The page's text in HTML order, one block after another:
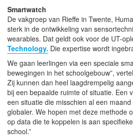
Smartwatch
De vakgroep van Rieffe in Twente,
sterk in de ontwikkeling van
wearables. Dat geldt ook voor de UT-
Technology. Die expertise wordt
We gaan leerlingen via een speciale
bewegingen in het schoolgebouw”,
Zij kunnen dan heel laagdrempelig
bij een bepaalde ruimte of situatie. Een
een situatie die misschien al een
globaler. We hopen met deze methode
op data die te koppelen is aan
school.”